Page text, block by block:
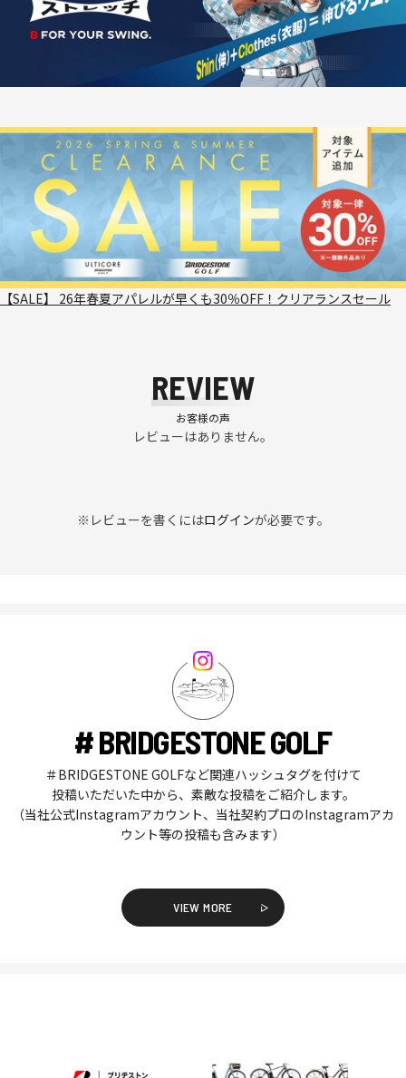
【SALE】 26年春夏アパレルが早くも30％OFF！クリアランスセール
REVIEW
お客様の声
レビューはありません。
※レビューを書くにはログインが必要です。
# BRIDGESTONE GOLF
＃BRIDGESTONE GOLFなど関連ハッシュタグを付けて
投稿いただいた中から、素敵な投稿をご紹介します。
（当社公式Instagramアカウント、当社契約プロのInstagramアカ
ウント等の投稿も含みます）
VIEW MORE